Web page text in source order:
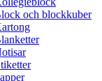
och blockkuber